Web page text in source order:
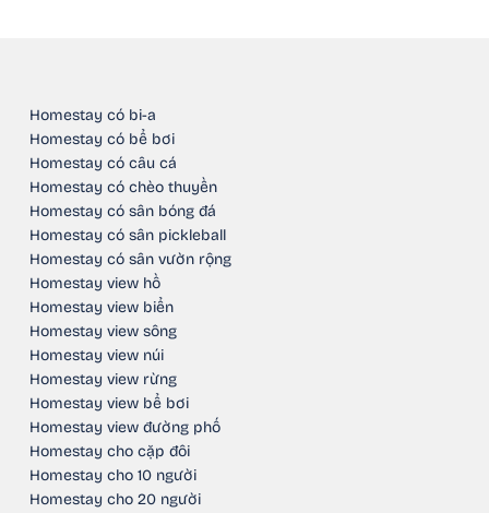
Homestay có bi-a
Homestay có bể bơi
Homestay có câu cá
Homestay có chèo thuyền
Homestay có sân bóng đá
Homestay có sân pickleball
Homestay có sân vườn rộng
Homestay view hồ
Homestay view biển
Homestay view sông
Homestay view núi
Homestay view rừng
Homestay view bể bơi
Homestay view đường phố
Homestay cho cặp đôi
Homestay cho 10 người
Homestay cho 20 người